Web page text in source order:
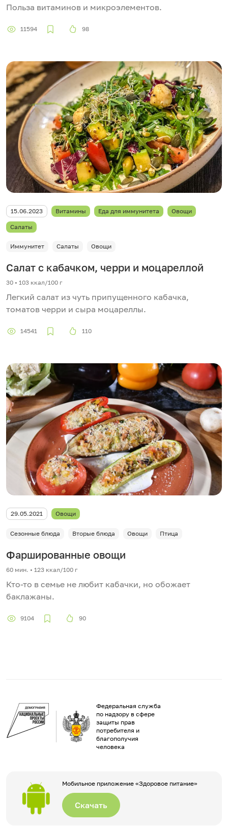
Польза витаминов и микроэлементов.
11594 98
15.06.2023 Витамины Еда для иммунитета Овощи
Салаты
Иммунитет Салаты Овощи
Салат с кабачком, черри и моцареллой
30 • 103 ккал/100 г
Легкий салат из чуть припущенного кабачка,
томатов черри и сыра моцареллы.
14541 110
29.05.2021 Овощи
Сезонные блюда Вторые блюда Овощи Птица
Фаршированные овощи
60 мин. • 123 ккал/100 г
Кто-то в семье не любит кабачки, но обожает
баклажаны.
9104 90
Федеральная служба
по надзору в сфере
защиты прав
потребителя и
благополучия
человека
Мобильное приложение «Здоровое питание»
Скачать